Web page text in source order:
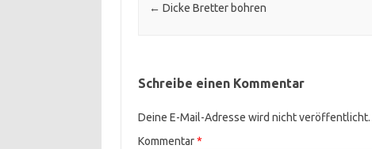
← Dicke Bretter bohren
Schreibe einen Kommentar
Deine E-Mail-Adresse wird nicht veröffentlicht.
Kommentar*